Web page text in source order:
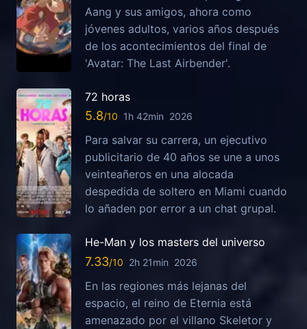
Aang y sus amigos, ahora como
jóvenes adultos, varios años después
de los acontecimientos del final de
'Avatar: The Last Airbender'.
72 horas
5.8 1h 42min 2026
Para salvar su carrera, un ejecutivo
publicitario de 40 años se une a unos
veinteañeros en una alocada
despedida de soltero en Miami cuando
lo añaden por error a un chat grupal.
He-Man y los masters del universo
7.33 2h 21min 2026
En las regiones más lejanas del
espacio, el reino de Eternia está
amenazado por el villano Skeletor y